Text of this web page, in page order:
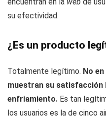
su efectividad.
¿Es un producto
Totalmente legítimo. No
muestran su satisfacción
enfriamiento. Es tan
los usuarios es la de cinco